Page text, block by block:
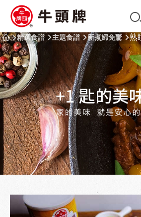
精選食譜 主題食譜 新煮婦免驚 熟